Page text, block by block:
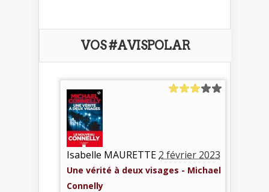
VOS #AVISPOLAR
Isabelle MAURETTE 2 février 2023
Une vérité à deux visages - Michael
Connelly